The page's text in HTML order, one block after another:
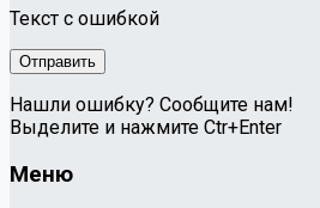
Текст с ошибкой
Нашли ошибку? Сообщите нам!
Выделите и нажмите Ctr+Enter
Меню